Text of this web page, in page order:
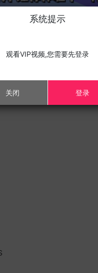
备为苹果手机,请进行以下修改;
系统提示
观看VIP视频,您需要先登录
关闭 登录